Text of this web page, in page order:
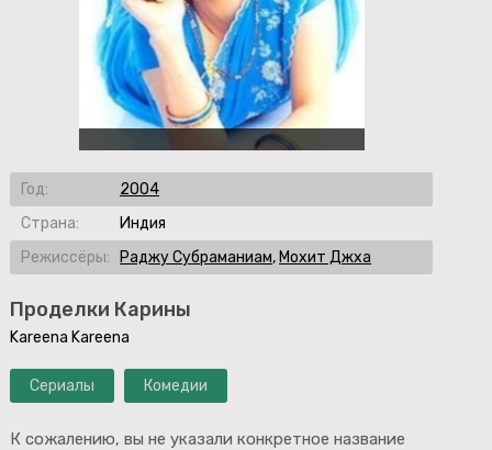
Проделки Карины
Kareena Kareena
Сериалы Комедии
К сожалению, вы не указали конкретное название
Год:
2004
Страна:
Индия
Режиссёры:
Раджу Субраманиам, Мохит Джха